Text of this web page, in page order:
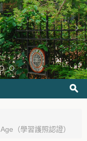
（學習護照認證）